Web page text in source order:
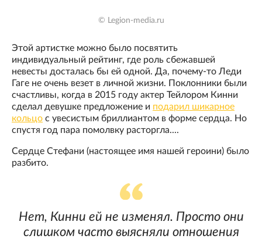
© Legion-media.ru
Этой артистке можно было посвятить
индивидуальный рейтинг, где роль сбежавшей
невесты досталась бы ей одной. Да, почему-то Леди
Гаге не очень везет в личной жизни. Поклонники были
счастливы, когда в 2015 году актер Тейлором Кинни
сделал девушке предложение и подарил шикарное
кольцо с увесистым бриллиантом в форме сердца. Но
спустя год пара помолвку расторгла....
Сердце Стефани (настоящее имя нашей героини) было
разбито.
Нет, Кинни ей не изменял. Просто они
слишком часто выясняли отношения